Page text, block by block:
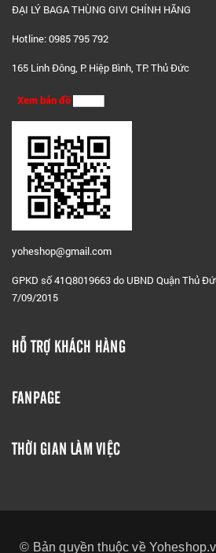
ĐẠI LÝ BAGA THÙNG GIVI CHÍNH HÃNG
Hotline: 0985 795 792
165 Linh Đông, P. Hiệp Bình, TP. Thủ Đức
Xem bản đồ
yoheshop@gmail.com
GPKD số 41Q8019663 do UBND Quận Thủ
7/09/2015
HỖ TRỢ KHÁCH HÀNG
FANPAGE
THỜI GIAN LÀM VIỆC
© Bản quyền thuộc về